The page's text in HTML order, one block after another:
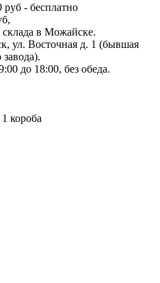
руб - бесплатно
в Можайске.
ул. Восточная д. 1 (бывшая
до 18:00, без обеда.
короба